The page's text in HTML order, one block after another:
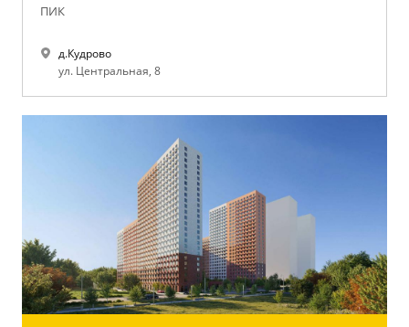
ПИК
д.Кудрово
ул. Центральная, 8